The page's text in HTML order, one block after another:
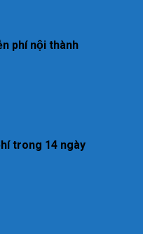
phí nội thành
trong 14 ngày